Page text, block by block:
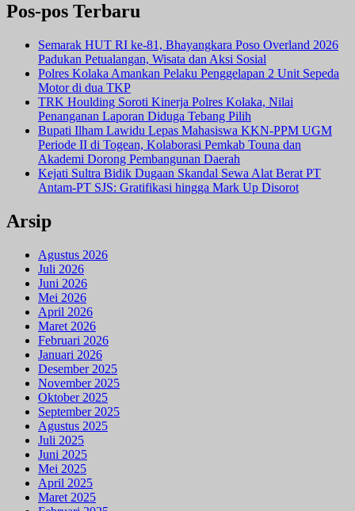
Pos-pos Terbaru
Semarak HUT RI ke-81, Bhayangkara Poso Overland 2026
Padukan Petualangan, Wisata dan Aksi Sosial
Polres Kolaka Amankan Pelaku Penggelapan 2 Unit Sepeda
Motor di dua TKP
TRK Houlding Soroti Kinerja Polres Kolaka, Nilai
Penanganan Laporan Diduga Tebang Pilih
Bupati Ilham Lawidu Lepas Mahasiswa KKN-PPM UGM
Periode II di Togean, Kolaborasi Pemkab Touna dan
Akademi Dorong Pembangunan Daerah
Kejati Sultra Bidik Dugaan Skandal Sewa Alat Berat PT
Antam-PT SJS: Gratifikasi hingga Mark Up Disorot
Arsip
Agustus 2026
Juli 2026
Juni 2026
Mei 2026
April 2026
Maret 2026
Februari 2026
Januari 2026
Desember 2025
November 2025
Oktober 2025
September 2025
Agustus 2025
Juli 2025
Juni 2025
Mei 2025
April 2025
Maret 2025